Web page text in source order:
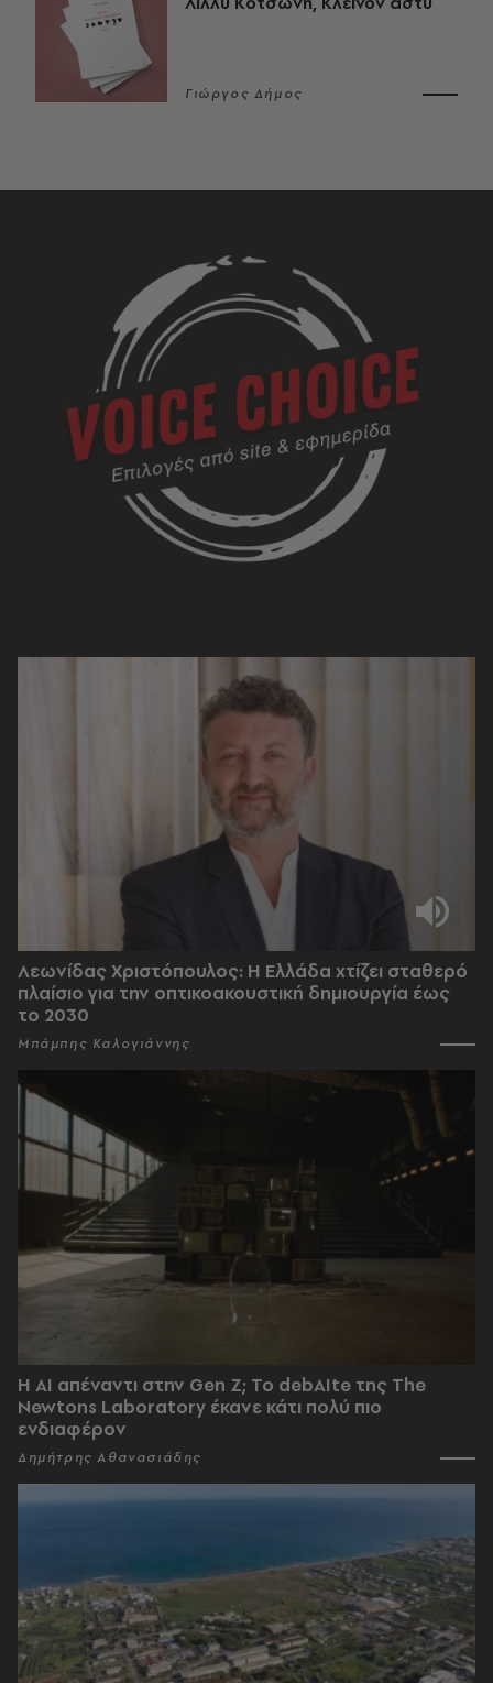
Γιώργος Δήμος
Λεωνίδας Χριστόπουλος: Η Ελλάδα χτίζει σταθερό
πλαίσιο για την οπτικοακουστική δημιουργία έως
το 2030
Μπάμπης Καλογιάννης
Η AI απέναντι στην Gen Z; Το debAIte της The
Newtons Laboratory έκανε κάτι πολύ πιο
ενδιαφέρον
Δημήτρης Αθανασιάδης